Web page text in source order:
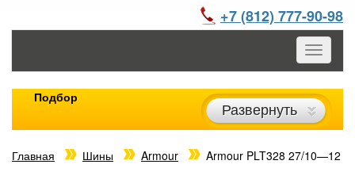
+7 (812) 777-90-98
Toggle
Подбор
Развернуть
Главная Шины Armour Armour PLT328 27/10—12